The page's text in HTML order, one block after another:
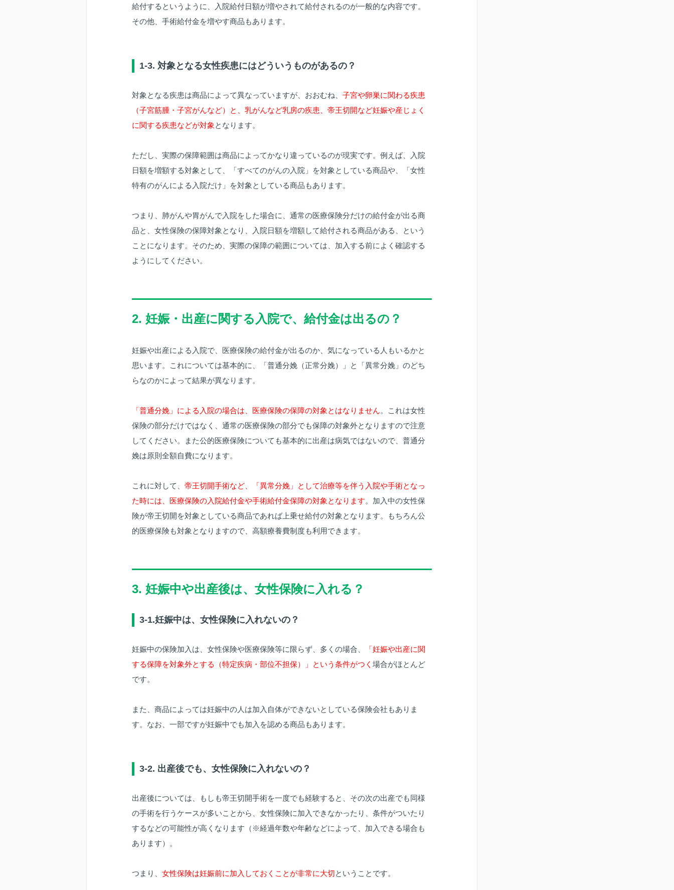
給付するというように、入院給付日額が増やされて給付されるのが一般的な内容です。
その他、手術給付金を増やす商品もあります。
1-3. 対象となる女性疾患にはどういうものがあるの？
対象となる疾患は商品によって異なっていますが、おおむね、 子宮や卵巣に関わる疾患
（子宮筋腫・子宮がんなど）と、乳がんなど乳房の疾患、帝王切開など妊娠や産じょく
に関する疾患などが対象 となります。
ただし、実際の保障範囲は商品によってかなり違っているのが現実です。例えば、入院
日額を増額する対象として、「すべてのがんの入院」を対象としている商品や、「女性
特有のがんによる入院だけ」を対象としている商品もあります。
つまり、肺がんや胃がんで入院をした場合に、通常の医療保険分だけの給付金が出る商
品と、女性保険の保障対象となり、入院日額を増額して給付される商品がある、という
ことになります。そのため、実際の保障の範囲については、加入する前によく確認する
ようにしてください。
2. 妊娠・出産に関する入院で、給付金は出るの？
妊娠や出産による入院で、医療保険の給付金が出るのか、気になっている人もいるかと
思います。これについては基本的に、「普通分娩（正常分娩）」と「異常分娩」のどち
らなのかによって結果が異なります。
「普通分娩」による入院の場合は、医療保険の保障の対象とはなりません。これは女性
保険の部分だけではなく、通常の医療保険の部分でも保障の対象外となりますので注意
してください。また公的医療保険についても基本的に出産は病気ではないので、普通分
娩は原則全額自費になります。
これに対して、 帝王切開手術など、「異常分娩」として治療等を伴う入院や手術となっ
た時には、医療保険の入院給付金や手術給付金保障の対象となります。加入中の女性保
険が帝王切開を対象としている商品であれば上乗せ給付の対象となります。もちろん公
的医療保険も対象となりますので、高額療養費制度も利用できます。
3. 妊娠中や出産後は、女性保険に入れる？
3-1.妊娠中は、女性保険に入れないの？
妊娠中の保険加入は、女性保険や医療保険等に限らず、多くの場合、
「妊娠や出産に関
する保障を対象外とする（特定疾病・部位不担保）」という条件がつく 場合がほとんど
です。
また、商品によっては妊娠中の人は加入自体ができないとしている保険会社もありま
す。なお、一部ですが妊娠中でも加入を認める商品もあります。
3-2. 出産後でも、女性保険に入れないの？
出産後については、もしも帝王切開手術を一度でも経験すると、その次の出産でも同様
の手術を行うケースが多いことから、女性保険に加入できなかったり、条件がついたり
するなどの可能性が高くなります（※経過年数や年齢などによって、加入できる場合も
あります）。
つまり、 女性保険は妊娠前に加入しておくことが非常に大切ということです。